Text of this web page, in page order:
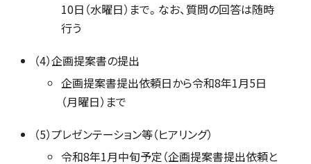
10日（水曜日）まで。なお、質問の回答は随時
行う
（4）企画提案書の提出
企画提案書提出依頼日から令和8年1月5日
（月曜日）まで
（5）プレゼンテーション等（ヒアリング）
令和8年1月中旬予定（企画提案書提出依頼と